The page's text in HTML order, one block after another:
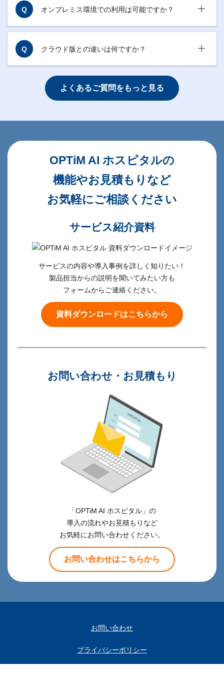
オンプレミス環境での利用は可能ですか？
クラウド版との違いは何ですか？
よくあるご質問をもっと見る
OPTiM AI ホスピタルの
機能やお見積もりなど
お気軽にご相談ください
サービス紹介資料
サービスの内容や導入事例を詳しく知りたい！
製品担当からの説明を聞いてみたい方も
フォームからご連絡ください。
資料ダウンロードはこちらから
お問い合わせ・お見積もり
「OPTiM AI ホスピタル」の
導入の流れやお見積もりなど
お気軽にお問い合わせください。
お問い合わせはこちらから
お問い合わせ
プライバシーポリシー